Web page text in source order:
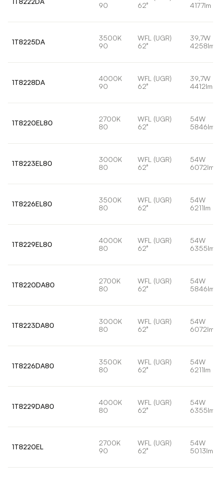
90
62°
4177lm
1T8225DA
3500K
90
WFL (UGR)
62°
39,7W
4258lm
1T8228DA
4000K
90
WFL (UGR)
62°
39,7W
4412lm
1T8220EL80
2700K
80
WFL (UGR)
62°
54W
5846lm
1T8223EL80
3000K
80
WFL (UGR)
62°
54W
6072lm
1T8226EL80
3500K
80
WFL (UGR)
62°
54W
6211lm
1T8229EL80
4000K
80
WFL (UGR)
62°
54W
6355lm
1T8220DA80
2700K
80
WFL (UGR)
62°
54W
5846lm
1T8223DA80
3000K
80
WFL (UGR)
62°
54W
6072lm
1T8226DA80
3500K
80
WFL (UGR)
62°
54W
6211lm
1T8229DA80
4000K
80
WFL (UGR)
62°
54W
6355lm
1T8220EL
2700K
90
WFL (UGR)
62°
54W
5013lm